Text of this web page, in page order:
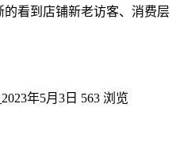
看到店铺新老访客、消费层
2023年5月3日 563 浏览